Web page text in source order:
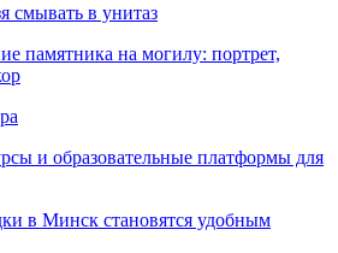
смывать в унитаз
памятника на могилу: портрет,
и образовательные платформы для
в Минск становятся удобным